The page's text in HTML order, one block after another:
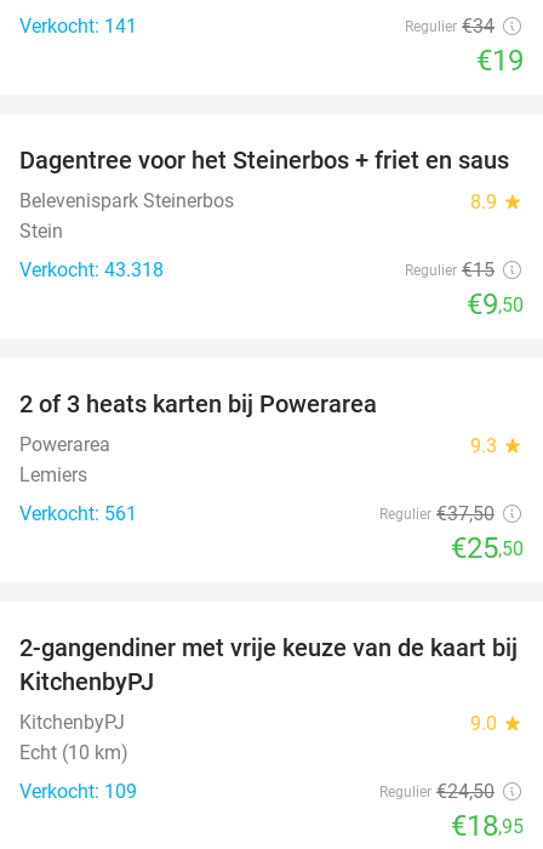
Verkocht: 141
Regulier €34
€19
37%
Dagentree voor het Steinerbos + friet en saus
Belevenispark Steinerbos 8.9 star
Stein
Verkocht: 43.318
Regulier €15
€9,50
2 of 3 heats karten bij Powerarea
Powerarea 9.3 star
Lemiers
Verkocht: 561
Regulier €37,50
€25,50
23%
2-gangendiner met vrije keuze van de kaart bij
KitchenbyPJ
KitchenbyPJ 9.0 star
Echt (10 km)
Verkocht: 109
Regulier €24,50
€18,95